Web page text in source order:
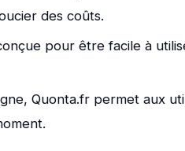
des coûts.
pour être facile à
Quonta.fr permet aux